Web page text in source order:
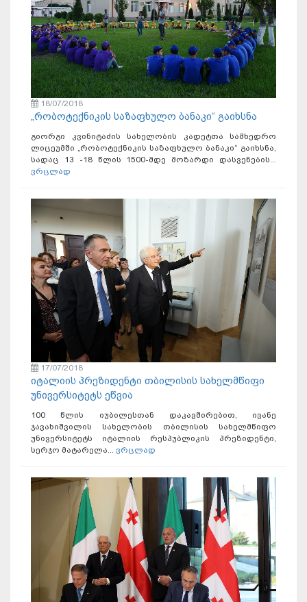
18/07/2018
„რობოტექნიკის საზაფხულო ბანაკი“ გაიხსნა
გიორგი კვინიტაძის სახელობის კადეტთა სამხედრო
ლიცეუმში „რობოტექნიკის საზაფხულო ბანაკი“ გაიხსნა,
სადაც 13 -18 წლის 1500-მდე მოზარდი დასვენების...
ვრცლად
17/07/2018
იტალიის პრეზიდენტი თბილისის სახელმწიფი
უნივერსიტეტს ეწვია
100 წლის იუბილესთან დაკავშირებით, ივანე
ჯავახიშვილის სახელობის თბილისის სახელმწიფო
უნივერსიტეტს იტალიის რესპუბლიკის პრეზიდენტი,
სერჯო მატარელა... ვრცლად